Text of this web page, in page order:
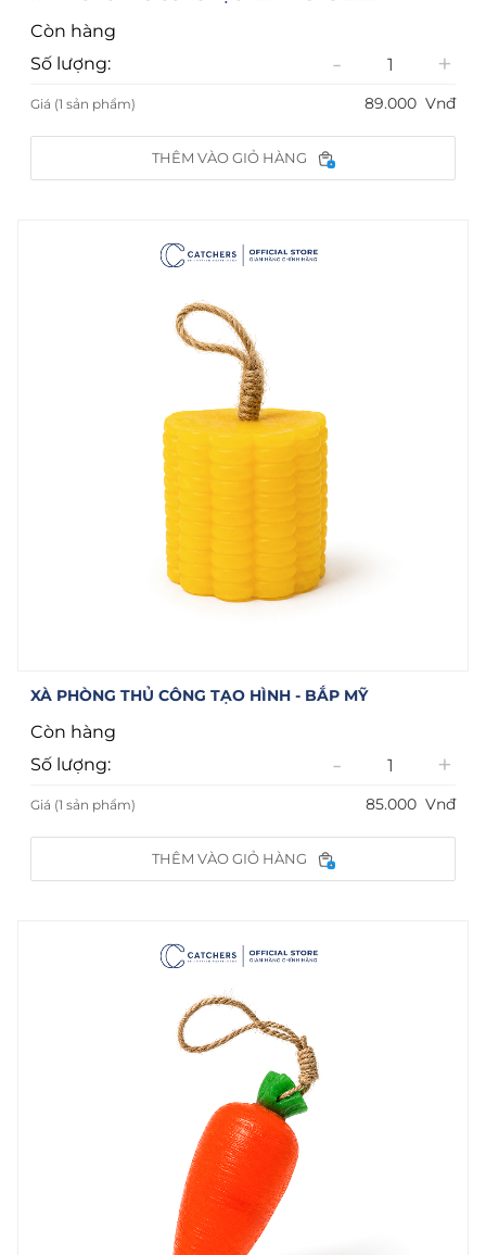
Còn hàng
Số lượng:
- +
Giá (1 sản phẩm) 89.000 Vnđ
THÊM VÀO GIỎ HÀNG
XÀ PHÒNG THỦ CÔNG TẠO HÌNH - BẮP MỸ
Còn hàng
Số lượng:
- +
Giá (1 sản phẩm) 85.000 Vnđ
THÊM VÀO GIỎ HÀNG